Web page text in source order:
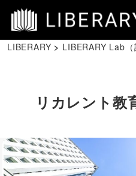
LIBERARY LIBERARY Lab（
リカレント教